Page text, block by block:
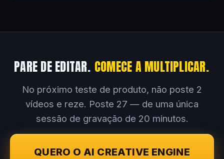
PARE DE EDITAR. COMECE A MULTIPLICAR.
No próximo teste de produto, não poste 2
vídeos e reze. Poste 27 — de uma única
sessão de gravação de 20 minutos.
QUERO O AI CREATIVE ENGINE